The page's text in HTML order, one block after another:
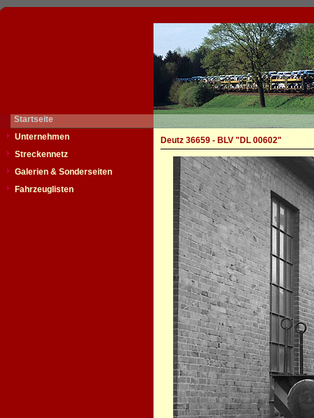
Startseite
Unternehmen
Streckennetz
Galerien & Sonderseiten
Fahrzeuglisten
Deutz 36659 - BLV "DL 00602"